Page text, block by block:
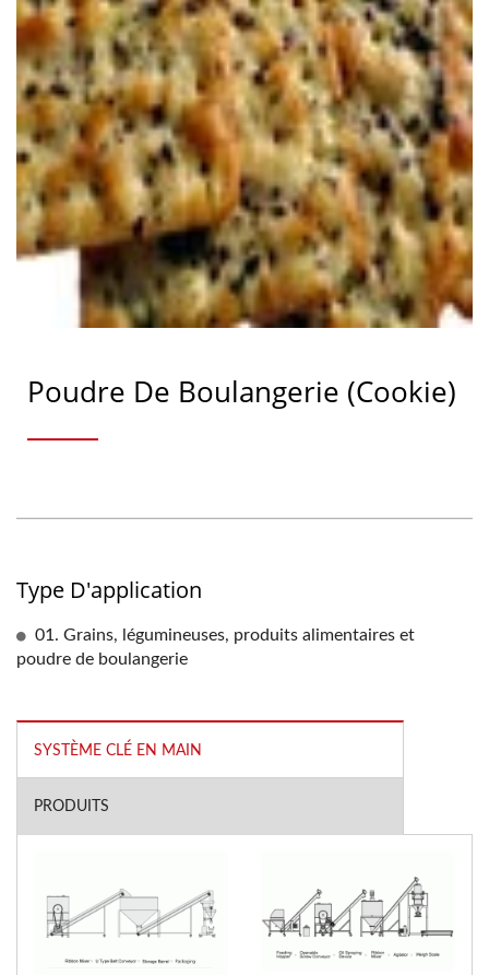
Poudre De Boulangerie (cookie)
Type D'application
01. Grains, légumineuses, produits alimentaires et
poudre de boulangerie
SYSTÈME CLÉ EN MAIN
PRODUITS